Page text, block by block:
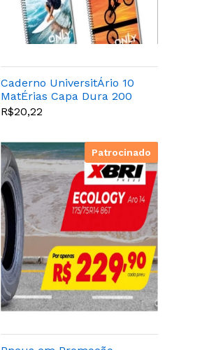
Caderno UniversitÁrio 10
MatÉrias Capa Dura 200
Folhas Panamericana
R$20,22
Patrocinado